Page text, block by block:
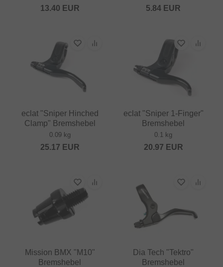
13.40 EUR 5.84 EUR
eclat "Sniper Hinched
Clamp" Bremshebel
0.09 kg
25.17 EUR
eclat "Sniper 1-Finger"
Bremshebel
0.1 kg
20.97 EUR
Mission BMX "M10"
Bremshebel
Dia Tech "Tektro"
Bremshebel